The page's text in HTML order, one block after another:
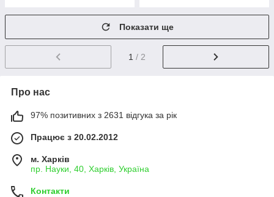
Показати ще
1 / 2
Про нас
97% позитивних з 2631 відгука за рік
Працює з 20.02.2012
м. Харків
пр. Науки, 40, Харків, Україна
Контакти